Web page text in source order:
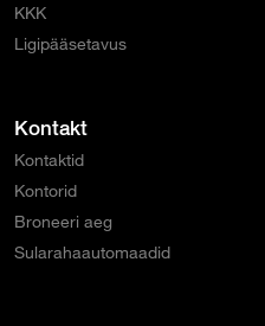
KKK
Ligipääsetavus
Kontakt
Kontaktid
Kontorid
Broneeri aeg
Sularahaautomaadid